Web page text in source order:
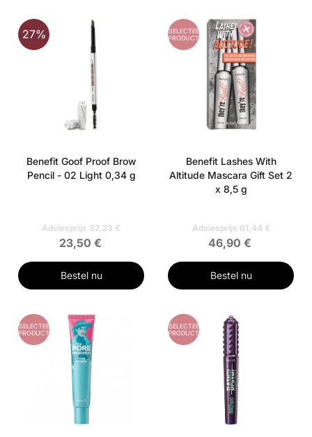
27%
Benefit Goof Proof Brow
Pencil - 02 Light 0,34 g
Adviesprijs 32,23 €
23,50 €
Bestel nu
GESELECTEERD
PRODUCT
Benefit Lashes With
Altitude Mascara Gift Set 2
x 8,5 g
Adviesprijs 61,44 €
46,90 €
Bestel nu
GESELECTEERD
PRODUCT
GESELECTEERD
PRODUCT